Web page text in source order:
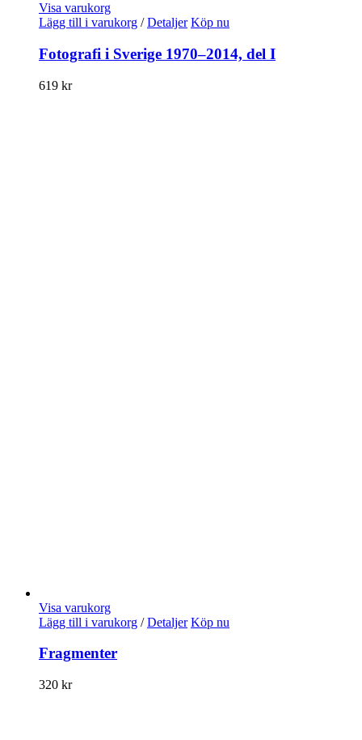
Visa varukorg
Lägg till i varukorg / Detaljer Köp nu
Fotografi i Sverige 1970–2014, del I
619 kr
Visa varukorg
Lägg till i varukorg / Detaljer Köp nu
Fragmenter
320 kr